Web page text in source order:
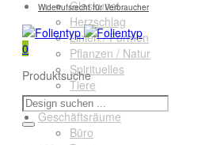
Glaskunst
Herzschlag
Linien / Formen
Pflanzen / Natur
Spirituelles
Tiere
Querformate
Geschäftsräume
Büro
Widerrufsrecht für Verbraucher
0
Produktsuche